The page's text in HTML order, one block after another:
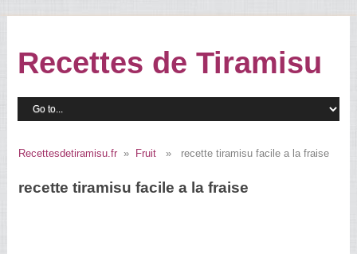
Recettes de Tiramisu
Recettesdetiramisu.fr» Fruit» recette tiramisu facile a la fraise
recette tiramisu facile a la fraise